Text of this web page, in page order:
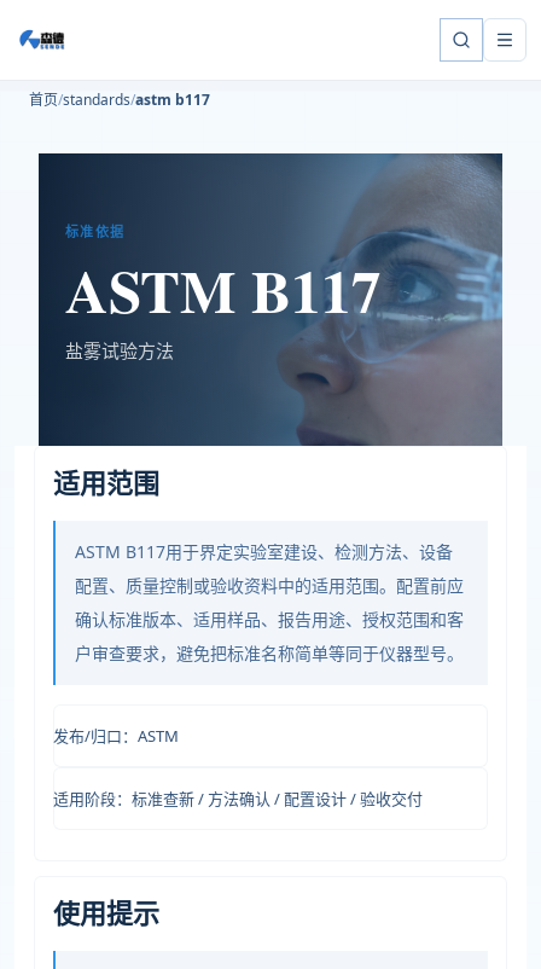
首页 standards astm b117
标准依据
ASTM B117
盐雾试验方法
适用范围
ASTM B117用于界定实验室建设、检测方法、设备
配置、质量控制或验收资料中的适用范围。配置前应
确认标准版本、适用样品、报告用途、授权范围和客
户审查要求，避免把标准名称简单等同于仪器型号。
发布/归口：ASTM
适用阶段：标准查新 / 方法确认 / 配置设计 / 验收交付
使用提示